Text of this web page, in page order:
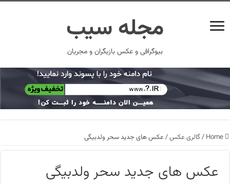
مجله سیب
بیوگرافی و عکس بازیگران و مجریان
Home
/گالری عکس/ عکس های جدید سحر ولدبیگی
عکس های جدید سحر ولدبیگی